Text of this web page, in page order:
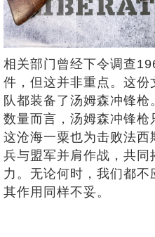
相关部门曾经下令调查
件，但这并非重点。这
队都装备了汤姆森冲锋
数量而言，汤姆森冲锋
这沧海一粟也为击败法
兵与盟军并肩作战，共
力。无论何时，我们都
其作用同样不妥。